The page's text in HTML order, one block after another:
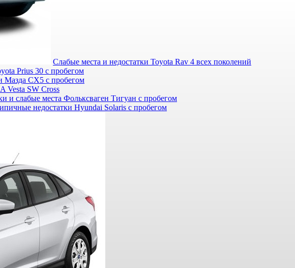
Слабые места и недостатки Toyota Rav 4 всех поколений
Prius 30 с пробегом
Мазда СХ5 с пробегом
Vesta SW Cross
и слабые места Фольксваген Тигуан с пробегом
недостатки Hyundai Solaris с пробегом